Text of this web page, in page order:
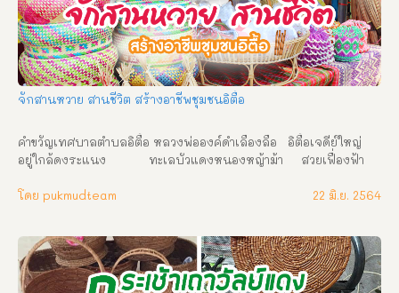
จักสานหวาย สานชีวิต สร้างอาชีพชุมชนอิตื้อ
คำขวัญเทศบาลตำบลอิตื้อ หลวงพ่อองค์ดำเลื่องลือ   อิตื้อเจดีย์ใหญ่
อยู่ใกล้ดงระแนง            ทะเลบัวแดงหนองหญ้าม้า     สวยเฟื่องฟ้า
ประชาสามัคคีมีความสุข กลุ่มเรียนรู้ที่โดดเด่นของ  เทศบาล
กลุ่มกันขึ้นในชุมชนและหมู่บ้านที่นำเอาภูมิปัญญาด้านการจักสาน ที่มี
มาตั้งแต่บรรพบุรุษ มาถ่ายทอดให้ลูกหลานได้ฝึกฝน เรียนรู้ร่วมกัน
และร่วมกันพัฒนาการผลิต วัสดุที่ใช้คือหวาย  และ ไม้ไผ่  ที่นำมา
โดย pukmudteam 22 มิ.ย. 2564